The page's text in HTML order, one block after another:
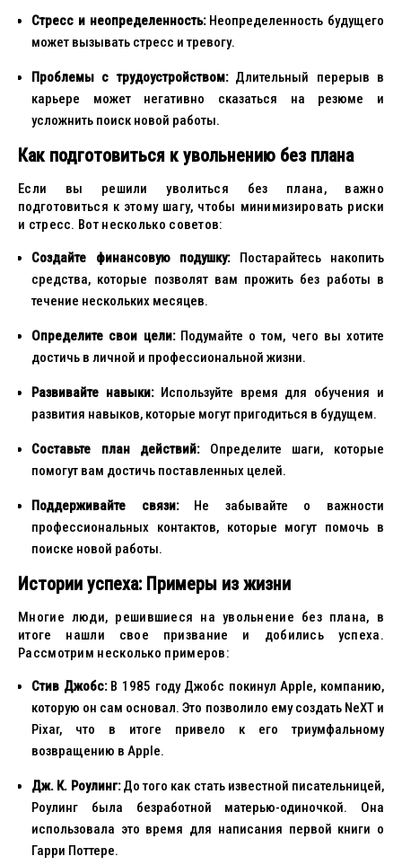
Стресс и неопределенность:Неопределенность будущего
может вызывать стресс и тревогу.
Проблемы с трудоустройством:Длительный перерыв в
карьере может негативно сказаться на резюме и
усложнить поиск новой работы.
Как подготовиться к увольнению без плана
Если вы решили уволиться без плана, важно
подготовиться к этому шагу, чтобы минимизировать риски
и стресс. Вот несколько советов:
Создайте финансовую подушку:Постарайтесь накопить
средства, которые позволят вам прожить без работы в
течение нескольких месяцев.
Определите свои цели:Подумайте о том, чего вы хотите
достичь в личной и профессиональной жизни.
Развивайте навыки:Используйте время для обучения и
развития навыков, которые могут пригодиться в будущем.
Составьте план действий:Определите шаги, которые
помогут вам достичь поставленных целей.
Поддерживайте связи:Не забывайте о важности
профессиональных контактов, которые могут помочь в
поиске новой работы.
Истории успеха: Примеры из жизни
Многие люди, решившиеся на увольнение без плана, в
итоге нашли свое призвание и добились успеха.
Рассмотрим несколько примеров:
Стив Джобс:В 1985 году Джобс покинул Apple, компанию,
которую он сам основал. Это позволило ему создать NeXT и
Pixar, что в итоге привело к его триумфальному
возвращению в Apple.
Дж. К. Роулинг:До того как стать известной писательницей,
Роулинг была безработной матерью-одиночкой. Она
использовала это время для написания первой книги о
Гарри Поттере.